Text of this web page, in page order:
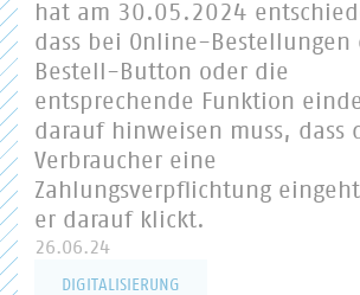
hat am 30.05.2024
dass bei Online-Bestellungen
Bestell-Button oder die
entsprechende Funktion
darauf hinweisen muss, dass
Verbraucher eine
Zahlungsverpflichtung
er darauf klickt.
26.06.24
DIGITALISIERUNG